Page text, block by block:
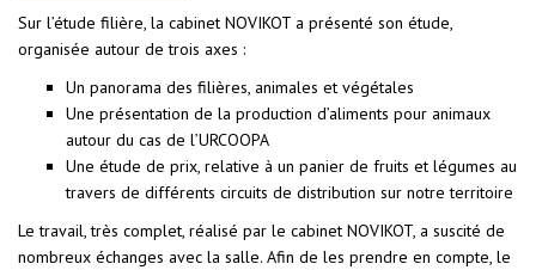
Sur l’étude filière, la cabinet NOVIKOT a présenté son étude,
organisée autour de trois axes :
Un panorama des filières, animales et végétales
Une présentation de la production d’aliments pour animaux
autour du cas de l’URCOOPA
Une étude de prix, relative à un panier de fruits et légumes au
travers de différents circuits de distribution sur notre territoire
Le travail, très complet, réalisé par le cabinet NOVIKOT, a suscité de
nombreux échanges avec la salle. Afin de les prendre en compte, le